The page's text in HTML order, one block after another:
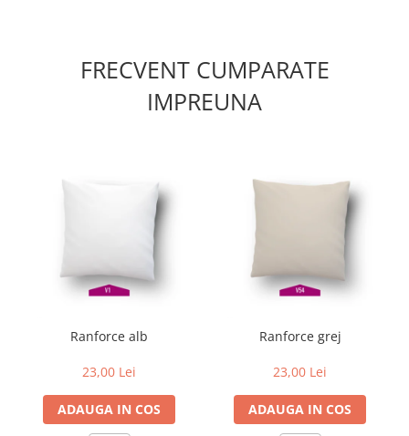
FRECVENT CUMPARATE
IMPREUNA
Ranforce alb
23,00 Lei
ADAUGA IN COS
Ranforce grej
23,00 Lei
ADAUGA IN COS